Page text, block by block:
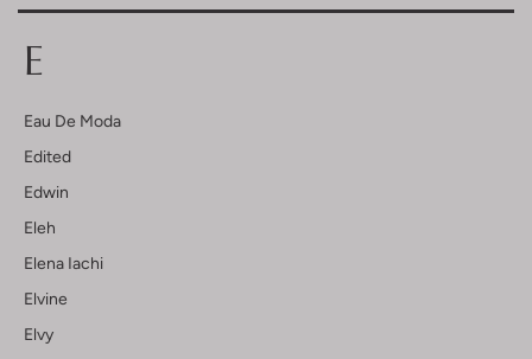
E
Eau De Moda
Edited
Edwin
Eleh
Elena Iachi
Elvine
Elvy